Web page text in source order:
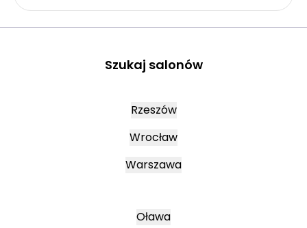
Szukaj salonów
Rzeszów
Wrocław
Warszawa
Oława